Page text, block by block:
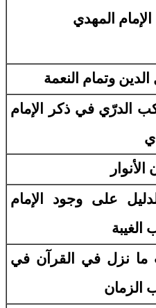
المهدي
وتمام النعمة
الدرّي في ذكر الإمام
على وجود الإمام
ما نزل في القرآن في
الزمان